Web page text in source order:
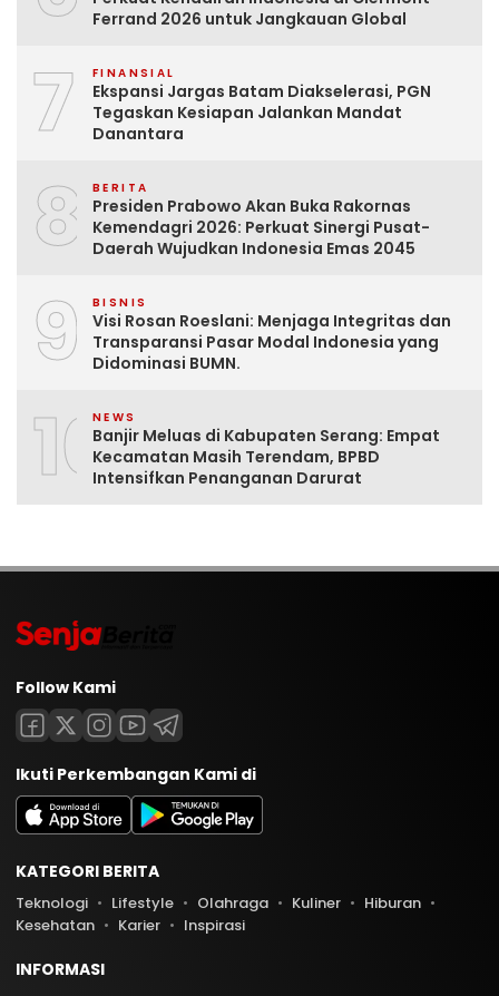
Ferrand 2026 untuk Jangkauan Global
7 FINANSIAL
Ekspansi Jargas Batam Diakselerasi, PGN
Tegaskan Kesiapan Jalankan Mandat
Danantara
8 BERITA
Presiden Prabowo Akan Buka Rakornas
Kemendagri 2026: Perkuat Sinergi Pusat-
Daerah Wujudkan Indonesia Emas 2045
9 BISNIS
Visi Rosan Roeslani: Menjaga Integritas dan
Transparansi Pasar Modal Indonesia yang
Didominasi BUMN.
10NEWS
Banjir Meluas di Kabupaten Serang: Empat
Kecamatan Masih Terendam, BPBD
Intensifkan Penanganan Darurat
Follow Kami
Ikuti Perkembangan Kami di
KATEGORI BERITA
Teknologi Lifestyle Olahraga Kuliner
Hiburan
Kesehatan
Karier Inspirasi
INFORMASI